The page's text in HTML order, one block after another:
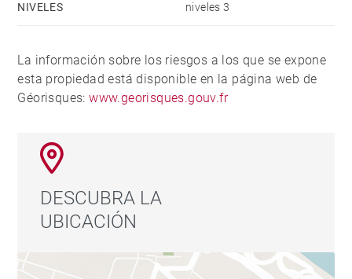
NIVELES niveles 3
La información sobre los riesgos a los que se expone
esta propiedad está disponible en la página web de
Géorisques:www.georisques.gouv.fr
DESCUBRA LA
UBICACIÓN